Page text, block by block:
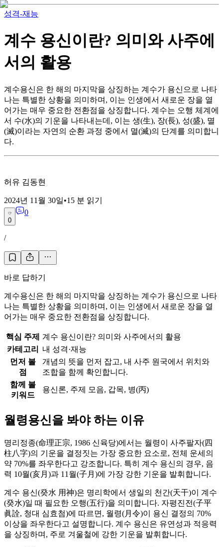
성격-재능
계수 용신이란? 의미와 사주에
서의 활용
계수용신은 한 해의 마지막을 상징하는 계수가 용신으로 나타
나는 특별한 상황을 의미하며, 이는 인생에서 새로운 장을 열
어가는 매우 중요한 전환점을 상징합니다. 계수는 오행 체계에
서 수(水)의 기운을 나타내는데, 이는 생(生), 장(長), 성(盛), 멸
(滅)이라는 자연의 순환 과정 중에서 멸(滅)의 단계를 의미합니
다.
허유 김동현
2024년 11월 30일•15 분 읽기
0
0
/
바로 답하기
계수용신은 한 해의 마지막을 상징하는 계수가 용신으로 나타
나는 특별한 상황을 의미하며, 이는 인생에서 새로운 장을 열
어가는 매우 중요한 전환점을 상징합니다.
핵심 주제
계수 용신이란? 의미와 사주에서의 활용
카테고리
내 성격·재능
먼저 볼
점
개념의 뜻을 먼저 잡고, 내 사주 원국에서 위치와
조합을 함께 확인합니다.
함께 볼
키워드
용신론, 주제 모음, 갑목, 병(丙)
월령용신을 봐야 하는 이유
명리정종(命理正宗, 1986 신육당)에서는 월령이 사주팔자(四
柱八字)의 기운을 결정짓는 가장 중요한 요소로, 전체 운세의
약 70%를 좌우한다고 강조합니다. 특히 계수 용신의 경우, 음
력 10월(亥月)과 11월(子月)에 가장 강한 기운을 발휘합니다.
계수 용신(癸水 用神)은 명리학에서 생일의 천간(天干)이 계수
(癸水)일 때 필요한 오행(五行)을 의미합니다. 자평진전(子平
眞詮, 청대 심효첨)에 따르면, 월령(月令)이 용신 결정의 70%
이상을 좌우한다고 설명합니다. 계수 용신은 유연성과 적응력
을 상징하며, 주로 겨울철에 강한 기운을 발휘합니다.